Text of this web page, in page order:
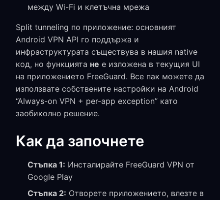
между Wi-Fi и клетъчна мрежа
Split tunneling по приложение: основният
Android VPN API го поддържа и
инфраструктурата съществува в нашия native
код, но функцията не е изложена в текущия UI
на приложението FreeGuard. Все пак можете да
използвате собствените настройки на Android
“Always-on VPN + per-app exception” като
заобиколно решение.
Как да започнете
Стъпка 1: Инсталирайте FreeGuard VPN от
Google Play
Стъпка 2: Отворете приложението, влезте в